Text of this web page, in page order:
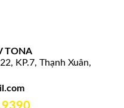
TONA
KP.7, Thạnh Xuân,